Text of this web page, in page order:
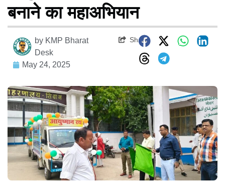
बनाने का महाअभियान
by KMP Bharat
Desk
May 24, 2025
Share